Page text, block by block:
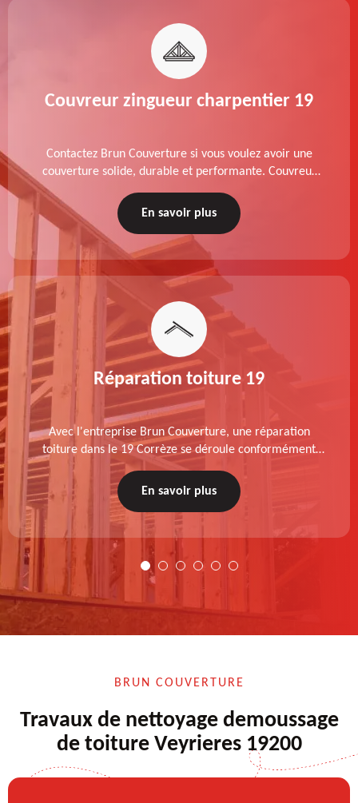
Couvreur zingueur charpentier 19
Contactez Brun Couverture si vous voulez avoir une
couverture solide, durable et performante. Couvreur
zingueur charpentier dans le 19 Corrèze, nos services
de qualité sont accessibles au meilleur prix.
En savoir plus
Réparation toiture 19
Avec l'entreprise Brun Couverture, une réparation
toiture dans le 19 Corrèze se déroule conformément
aux normes : diagnostic au prélable, choix de la
technique à appliquer, test après remise en état.
En savoir plus
BRUN COUVERTURE
Travaux de nettoyage demoussage
de toiture Veyrieres 19200